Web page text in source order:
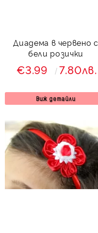
Диадема в червено с
бели розички
€3.99 7.80лв.
Виж детайли